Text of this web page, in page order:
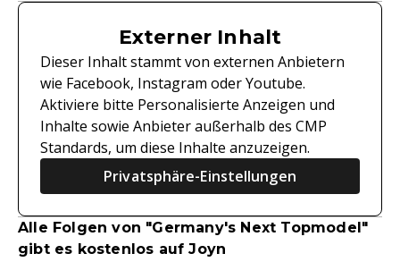
Externer Inhalt
Dieser Inhalt stammt von externen Anbietern
wie Facebook, Instagram oder Youtube.
Aktiviere bitte Personalisierte Anzeigen und
Inhalte sowie Anbieter außerhalb des CMP
Standards, um diese Inhalte anzuzeigen.
Privatsphäre-Einstellungen
Alle Folgen von "Germany's Next Topmodel"
gibt es kostenlos auf Joyn